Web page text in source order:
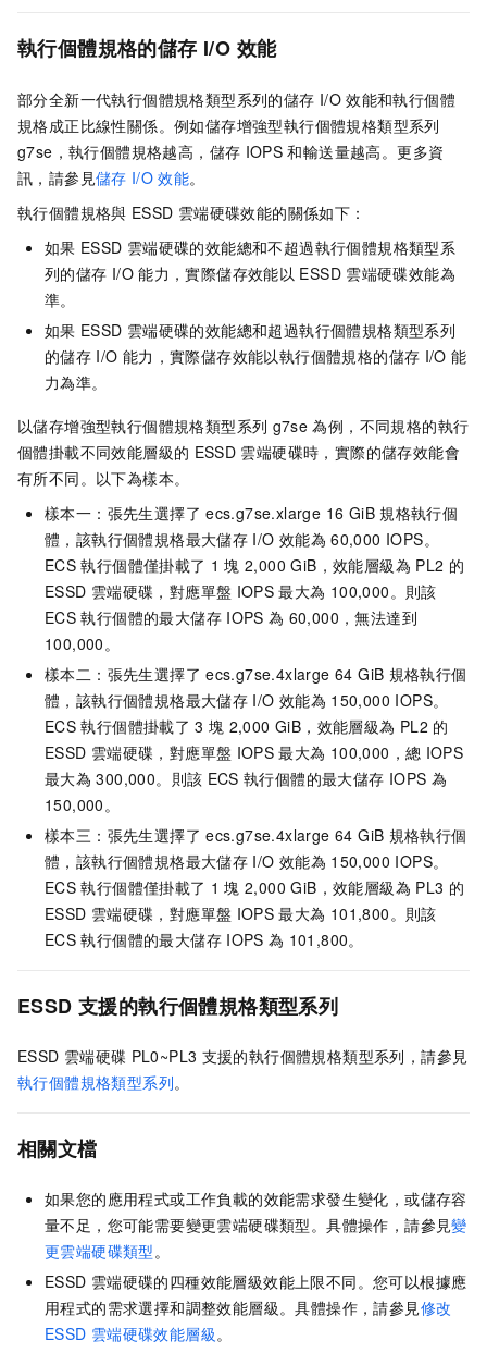
執行個體規格的儲存 I/O 效能
部分全新一代執行個體規格類型系列的儲存 I/O 效能和執行個體
規格成正比線性關係。例如儲存增強型執行個體規格類型系列
g7se，執行個體規格越高，儲存 IOPS 和輸送量越高。更多資
訊，請參見儲存 I/O 效能。
執行個體規格與 ESSD 雲端硬碟效能的關係如下：
如果 ESSD 雲端硬碟的效能總和不超過執行個體規格類型系
列的儲存 I/O 能力，實際儲存效能以 ESSD 雲端硬碟效能為
準。
如果 ESSD 雲端硬碟的效能總和超過執行個體規格類型系列
的儲存 I/O 能力，實際儲存效能以執行個體規格的儲存 I/O 能
力為準。
以儲存增強型執行個體規格類型系列 g7se 為例，不同規格的執行
個體掛載不同效能層級的 ESSD 雲端硬碟時，實際的儲存效能會
有所不同。以下為樣本。
樣本一：張先生選擇了 ecs.g7se.xlarge 16 GiB 規格執行個
體，該執行個體規格最大儲存 I/O 效能為 60,000 IOPS。
ECS 執行個體僅掛載了 1 塊 2,000 GiB，效能層級為 PL2 的
ESSD 雲端硬碟，對應單盤 IOPS 最大為 100,000。則該
ECS 執行個體的最大儲存 IOPS 為 60,000，無法達到
100,000。
樣本二：張先生選擇了 ecs.g7se.4xlarge 64 GiB 規格執行個
體，該執行個體規格最大儲存 I/O 效能為 150,000 IOPS。
ECS 執行個體掛載了 3 塊 2,000 GiB，效能層級為 PL2 的
ESSD 雲端硬碟，對應單盤 IOPS 最大為 100,000，總 IOPS
最大為 300,000。則該 ECS 執行個體的最大儲存 IOPS 為
150,000。
樣本三：張先生選擇了 ecs.g7se.4xlarge 64 GiB 規格執行個
體，該執行個體規格最大儲存 I/O 效能為 150,000 IOPS。
ECS 執行個體僅掛載了 1 塊 2,000 GiB，效能層級為 PL3 的
ESSD 雲端硬碟，對應單盤 IOPS 最大為 101,800。則該
ECS 執行個體的最大儲存 IOPS 為 101,800。
ESSD 支援的執行個體規格類型系列
ESSD 雲端硬碟 PL0~PL3 支援的執行個體規格類型系列，請參見
執行個體規格類型系列。
相關文檔
如果您的應用程式或工作負載的效能需求發生變化，或儲存容
量不足，您可能需要變更雲端硬碟類型。具體操作，請參見變
更雲端硬碟類型 。
ESSD 雲端硬碟的四種效能層級效能上限不同。您可以根據應
用程式的需求選擇和調整效能層級。具體操作，請參見修改
ESSD 雲端硬碟效能層級 。